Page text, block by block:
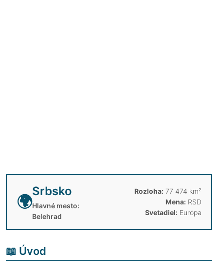
🌍
Srbsko
Hlavné mesto:
Belehrad
Rozloha: 77 474 km²
Mena: RSD
Svetadiel: Európa
📖 Úvod